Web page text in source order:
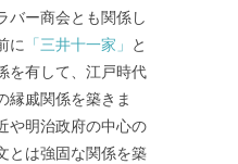
ー商会とも関係し
に
「三井十一家」
と
を有して、江戸時代
縁戚関係を築きま
や明治政府の中心の
とは強固な関係を築